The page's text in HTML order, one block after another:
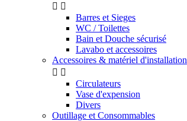
 
Barres et Sieges
WC / Toilettes
Bain et Douche sécurisé
Lavabo et accessoires
Accessoires & matériel d'installation
 
Circulateurs
Vase d'expension
Divers
Outillage et Consommables